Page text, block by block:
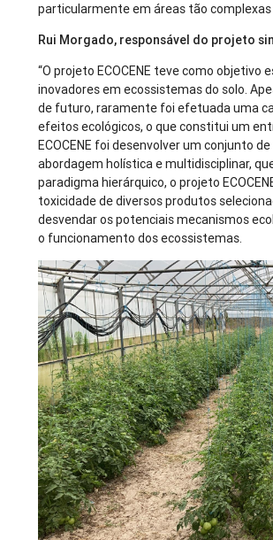
particularmente em áreas tão
Rui Morgado, responsável do projeto
“O projeto ECOCENE teve como
inovadores em ecossistemas do solo.
de futuro, raramente foi efetuada uma
efeitos ecológicos, o que constitui um
ECOCENE foi desenvolver um conjunto
abordagem holística e multidisciplinar,
paradigma hierárquico, o projeto
toxicidade de diversos produtos
desvendar os potenciais mecanismos
o funcionamento dos ecossistemas.